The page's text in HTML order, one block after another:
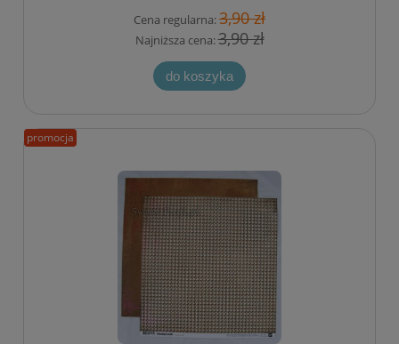
Cena regularna:3,90 zł
Najniższa cena:3,90 zł
do koszyka
promocja